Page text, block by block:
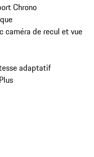
Chrono
caméra de recul et vue
adaptatif